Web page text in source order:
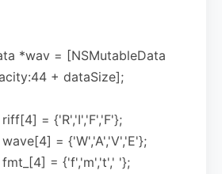
*wav = [NSMutableData
+ dataSize];
= {'R','I','F','F'};
= {'W','A','V','E'};
= {'f','m','t',' '};